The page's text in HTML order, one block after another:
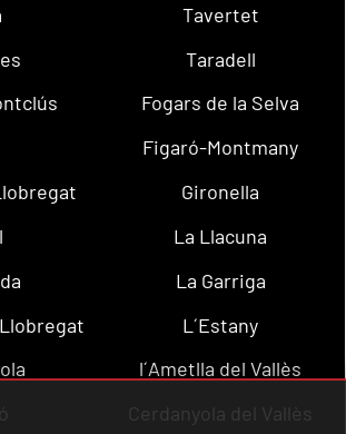
Tavertet
Taradell
Fogars de la Selva
Figaró-Montmany
Gironella
La Llacuna
La Garriga
L´Estany
l´Ametlla del Vallès
Cerdanyola del Vallès